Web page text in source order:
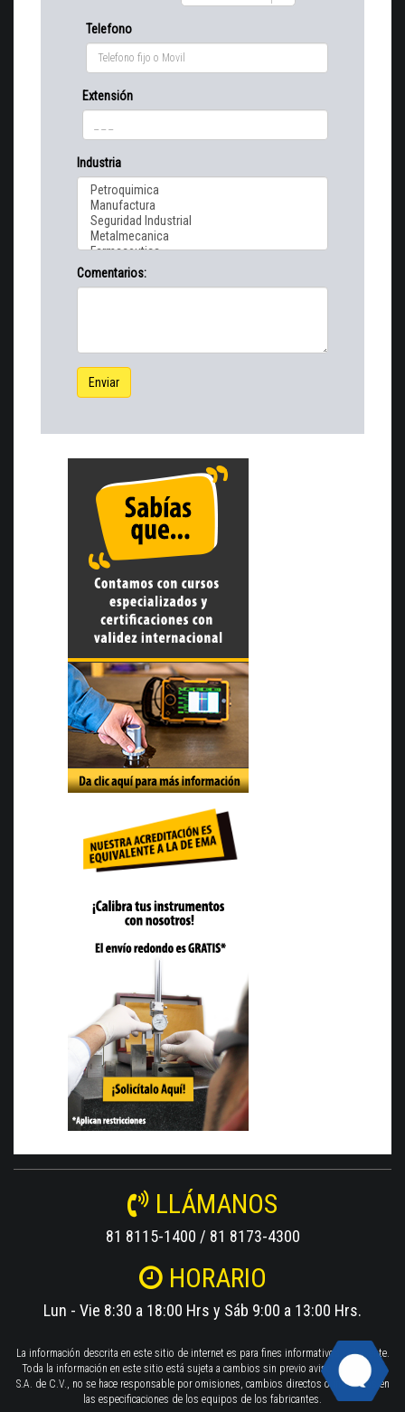
Telefono
Extensión
Industria
Comentarios:
Enviar
LLÁMANOS
81 8115-1400 / 81 8173-4300
HORARIO
Lun - Vie 8:30 a 18:00 Hrs y Sáb 9:00 a 13:00 Hrs.
La información descrita en este sitio de internet es para fines informativos solamente.
Toda la información en este sitio está sujeta a cambios sin previo aviso. TWILIGHT
S.A. de C.V., no se hace responsable por omisiones, cambios directos o indirectos en
las especificaciones de los equipos de los fabricantes.